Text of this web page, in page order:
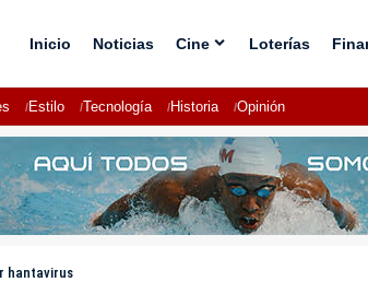
Inicio Noticias Cine Loterías
Estilo Tecnología Historia Opinión
hantavirus